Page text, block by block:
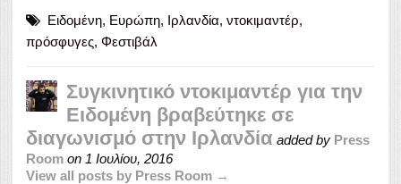
Ειδομένη, Ευρώπη, Ιρλανδία, ντοκιμαντέρ,
πρόσφυγες, Φεστιβάλ
Συγκινητικό ντοκιμαντέρ για την
Ειδομένη βραβεύτηκε σε
διαγωνισμό στην Ιρλανδία added by Press
Room on 1 Ιουλίου, 2016
View all posts by Press Room →